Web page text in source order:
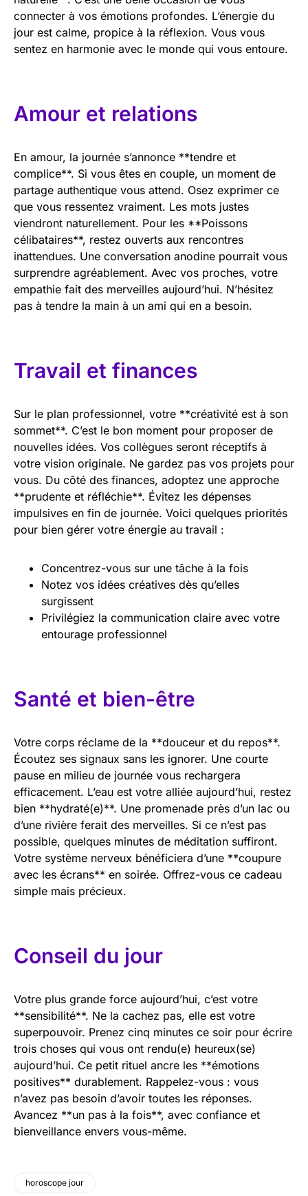
connecter à vos émotions profondes. L’énergie du
jour est calme, propice à la réflexion. Vous vous
sentez en harmonie avec le monde qui vous entoure.
Amour et relations
En amour, la journée s’annonce **tendre et
complice**. Si vous êtes en couple, un moment de
partage authentique vous attend. Osez exprimer ce
que vous ressentez vraiment. Les mots justes
viendront naturellement. Pour les **Poissons
célibataires**, restez ouverts aux rencontres
inattendues. Une conversation anodine pourrait vous
surprendre agréablement. Avec vos proches, votre
empathie fait des merveilles aujourd’hui. N’hésitez
pas à tendre la main à un ami qui en a besoin.
Travail et finances
Sur le plan professionnel, votre **créativité est à son
sommet**. C’est le bon moment pour proposer de
nouvelles idées. Vos collègues seront réceptifs à
votre vision originale. Ne gardez pas vos projets pour
vous. Du côté des finances, adoptez une approche
**prudente et réfléchie**. Évitez les dépenses
impulsives en fin de journée. Voici quelques priorités
pour bien gérer votre énergie au travail :
Concentrez-vous sur une tâche à la fois
Notez vos idées créatives dès qu’elles
surgissent
Privilégiez la communication claire avec votre
entourage professionnel
Santé et bien-être
Votre corps réclame de la **douceur et du repos**.
Écoutez ses signaux sans les ignorer. Une courte
pause en milieu de journée vous rechargera
efficacement. L’eau est votre alliée aujourd’hui, restez
bien **hydraté(e)**. Une promenade près d’un lac ou
d’une rivière ferait des merveilles. Si ce n’est pas
possible, quelques minutes de méditation suffiront.
Votre système nerveux bénéficiera d’une **coupure
avec les écrans** en soirée. Offrez-vous ce cadeau
simple mais précieux.
Conseil du jour
Votre plus grande force aujourd’hui, c’est votre
**sensibilité**. Ne la cachez pas, elle est votre
superpouvoir. Prenez cinq minutes ce soir pour écrire
trois choses qui vous ont rendu(e) heureux(se)
aujourd’hui. Ce petit rituel ancre les **émotions
positives** durablement. Rappelez-vous : vous
n’avez pas besoin d’avoir toutes les réponses.
Avancez **un pas à la fois**, avec confiance et
bienveillance envers vous-même.
horoscope jour